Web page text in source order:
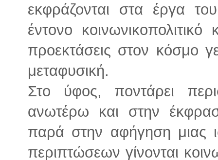
εκφράζονται στα έργα
έντονο
προεκτάσεις στον κόσμο
μεταφυσική.
Στο ύφος, ποντάρει
ανωτέρω και στην
παρά στην αφήγηση μιας
περιπτώσεων γίνονται